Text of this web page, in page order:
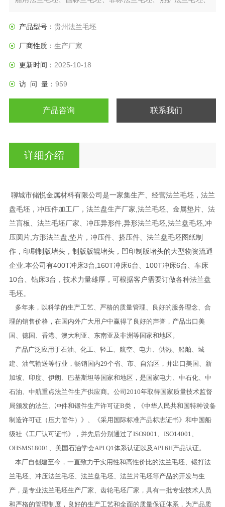
产品型号： 贵州法兰毛坯
厂商性质： 生产厂家
更新时间： 2025-10-18
访 问 量： 959
产品咨询 联系我们
详细介绍
聊城市储悦金属材料有限公司是一家集生产、经营法兰毛坯，法兰
盘毛坯，冲压件加工厂，法兰盘生产厂家,法兰毛坯、金属垫片、法
兰盲板、法兰毛坯厂家、冲压异形件,异形法兰毛坯,法兰盘毛坯,冲
压圆片,方形法兰盘,垫片，冲压件、挤压件、法兰盘毛坯图纸制
作，印刷制版堵头，制版版辊堵头，凹印制版堵头的大型物资流通
企业.本公司有400T冲床3台,160T冲床6台、100T冲床6台、车床
10台、钻床3台，技术力量雄厚，可根据客户需要订做各种法兰盘
毛坯。
多年来，以科学的生产工艺、严格的质量管理、良好的服务理念、合
理的销售价格，在国内外广大用户中赢得了良好的声誉，产品出口美
国、德国、香港、澳大利亚、东南亚及非洲等国家和地区。
产品广泛应用于石油、化工、轻工、航空、电力、供热、船舶、城
建、油气输送等行业，畅销国内29个省、市、自治区，并出口美国、新
加坡、印度、伊朗、巴基斯坦等国家和地区，是国家电力、中石化、中
石油、中航重点法兰件生产供应商。公司2010年取得国家质量技术监督
局颁发的法兰、冲件和锻件生产许可证B类，《中华人民共和国特种设备
制造许可证（压力管件）》、《采用国际标准产品标志证书》和中国船
级社《工厂认可证书》，并先后分别通过了ISO9001、ISO14001、
OHSMS18001、美国石油学会API Q1体系认证以及API 6H产品认证。
本厂自创建至今，一直致力于实用性和高性价比的法兰毛坯、锻打法
兰毛坯、冲压法兰毛坯、法兰盘毛坯、法兰片毛坯等产品的开发与生
产，是专业法兰毛坯生产厂家、齿轮毛坯厂家，具有一批专业技术人员
和严格的管理制度，良好的生产工艺和全面的质量保证体系，为产品质